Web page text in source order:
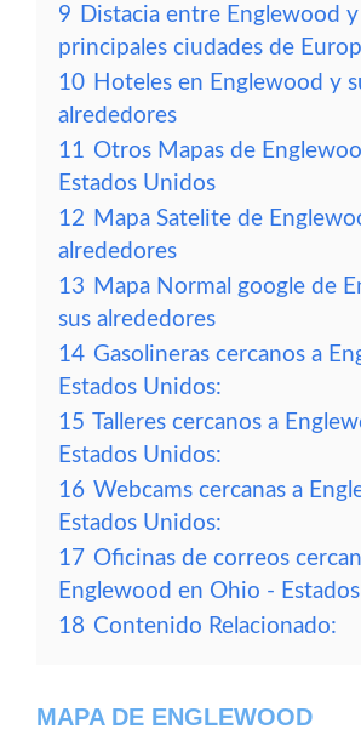
9 Distacia entre Englewood y
principales ciudades de
10 Hoteles en Englewood y
alrededores
11 Otros Mapas de
Estados Unidos
12 Mapa Satelite de
alrededores
13 Mapa Normal google de
sus alrededores
14 Gasolineras cercanos a
Estados Unidos:
15 Talleres cercanos a
Estados Unidos:
16 Webcams cercanas a
Estados Unidos:
17 Oficinas de correos
Englewood en Ohio -
18 Contenido Relacionado:
MAPA DE ENGLEWOOD